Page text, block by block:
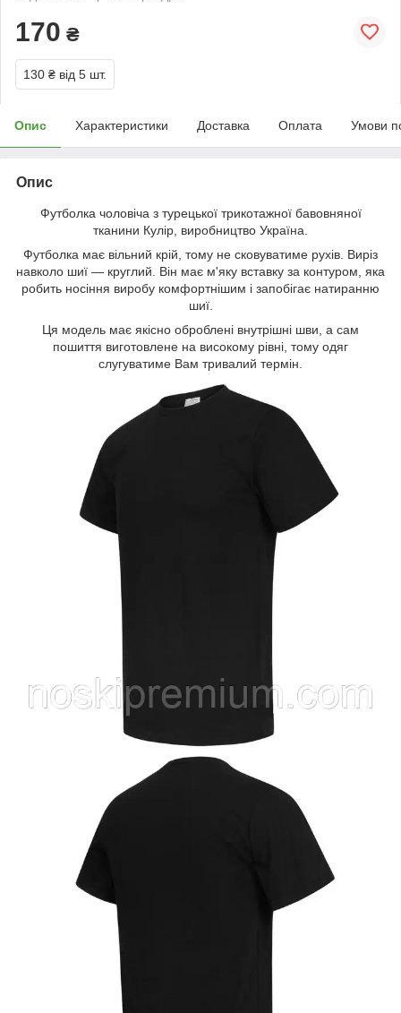
170 ₴
130 ₴ від 5 шт.
Опис Характеристики Доставка Оплата Умови
Опис
Футболка чоловіча з турецької трикотажної бавовняної
тканини Кулір, виробництво Україна.
Футболка має вільний крій, тому не сковуватиме рухів. Виріз
навколо шиї — круглий. Він має м'яку вставку за контуром, яка
робить носіння виробу комфортнішим і запобігає натиранню
шиї.
Ця модель має якісно оброблені внутрішні шви, а сам
пошиття виготовлене на високому рівні, тому одяг
слугуватиме Вам тривалий термін.